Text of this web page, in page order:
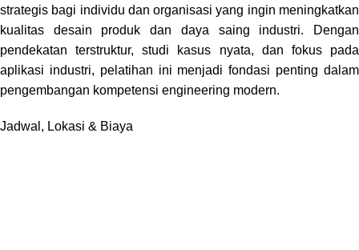
strategis bagi individu dan organisasi yang ingin meningkatkan
kualitas desain produk dan daya saing industri. Dengan
pendekatan terstruktur, studi kasus nyata, dan fokus pada
aplikasi industri, pelatihan ini menjadi fondasi penting dalam
pengembangan kompetensi engineering modern.
Jadwal, Lokasi & Biaya